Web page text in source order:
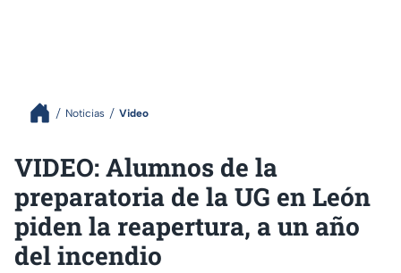
Noticias Video
VIDEO: Alumnos de la
preparatoria de la UG en León
piden la reapertura, a un año
del incendio